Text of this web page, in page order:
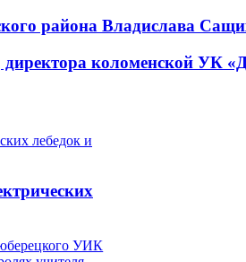
района Владислава
коломенской УК